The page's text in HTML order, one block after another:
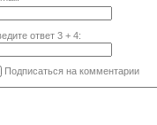
ответ 3+ 4:
Подписаться на комментарии